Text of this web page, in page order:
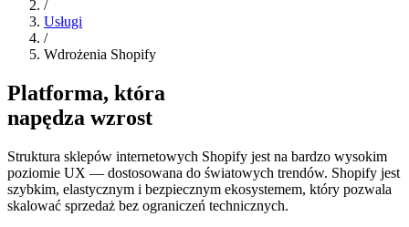
/
Usługi
/
Wdrożenia Shopify
Platforma, która
napędza wzrost
Struktura sklepów internetowych Shopify jest na bardzo wysokim
poziomie UX — dostosowana do światowych trendów. Shopify jest
szybkim, elastycznym i bezpiecznym ekosystemem, który pozwala
skalować sprzedaż bez ograniczeń technicznych.